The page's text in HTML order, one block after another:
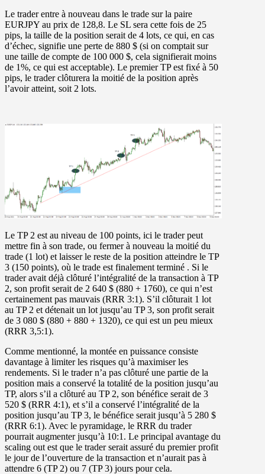
Le trader entre à nouveau dans le trade sur la paire
EURJPY au prix de 128,8. Le SL sera cette fois de 25
pips, la taille de la position serait de 4 lots, ce qui, en cas
d’échec, signifie une perte de 880 $ (si on comptait sur
une taille de compte de 100 000 $, cela signifierait moins
de 1%, ce qui est acceptable). Le premier TP est fixé à 50
pips, le trader clôturera la moitié de la position après
l’avoir atteint, soit 2 lots.
Le TP 2 est au niveau de 100 points, ici le trader peut
mettre fin à son trade, ou fermer à nouveau la moitié du
trade (1 lot) et laisser le reste de la position atteindre le TP
3 (150 points), où le trade est finalement terminé . Si le
trader avait déjà clôturé l’intégralité de la transaction à TP
2, son profit serait de 2 640 $ (880 + 1760), ce qui n’est
certainement pas mauvais (RRR 3:1). S’il clôturait 1 lot
au TP 2 et détenait un lot jusqu’au TP 3, son profit serait
de 3 080 $ (880 + 880 + 1320), ce qui est un peu mieux
(RRR 3,5:1).
Comme mentionné, la montée en puissance consiste
davantage à limiter les risques qu’à maximiser les
rendements. Si le trader n’a pas clôturé une partie de la
position mais a conservé la totalité de la position jusqu’au
TP, alors s’il a clôturé au TP 2, son bénéfice serait de 3
520 $ (RRR 4:1), et s’il a conservé l’intégralité de la
position jusqu’au TP 3, le bénéfice serait jusqu’à 5 280 $
(RRR 6:1). Avec le pyramidage, le RRR du trader
pourrait augmenter jusqu’à 10:1. Le principal avantage du
scaling out est que le trader serait assuré du premier profit
le jour de l’ouverture de la transaction et n’aurait pas à
attendre 6 (TP 2) ou 7 (TP 3) jours pour cela.